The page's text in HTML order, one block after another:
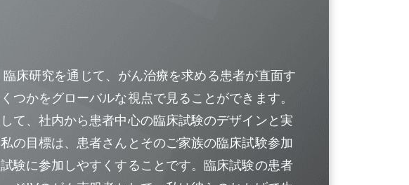
臨床研究を通じて、がん治療を求める患者が直面す
つかをグローバルな視点で見ることができます。
て、社内から患者中心の臨床試験のデザインと実
の目標は、患者さんとそのご家族の臨床試験参加
験に参加しやすくすることです。臨床試験の患者